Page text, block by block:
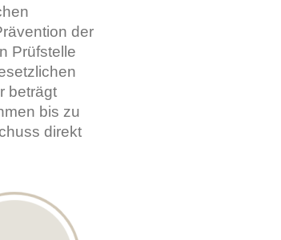
der
Prüfstelle
beträgt
bis zu
direkt